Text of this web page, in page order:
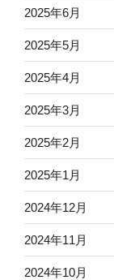
2025年6月
2025年5月
2025年4月
2025年3月
2025年2月
2025年1月
2024年12月
2024年11月
2024年10月